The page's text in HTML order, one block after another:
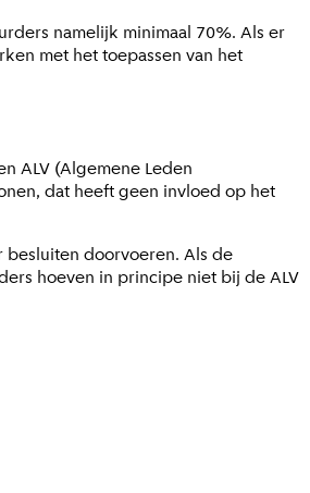
namelijk minimaal 70%. Als er
met het toepassen van het
ALV (Algemene Leden
dat heeft geen invloed op het
besluiten doorvoeren. Als de
hoeven in principe niet bij de ALV